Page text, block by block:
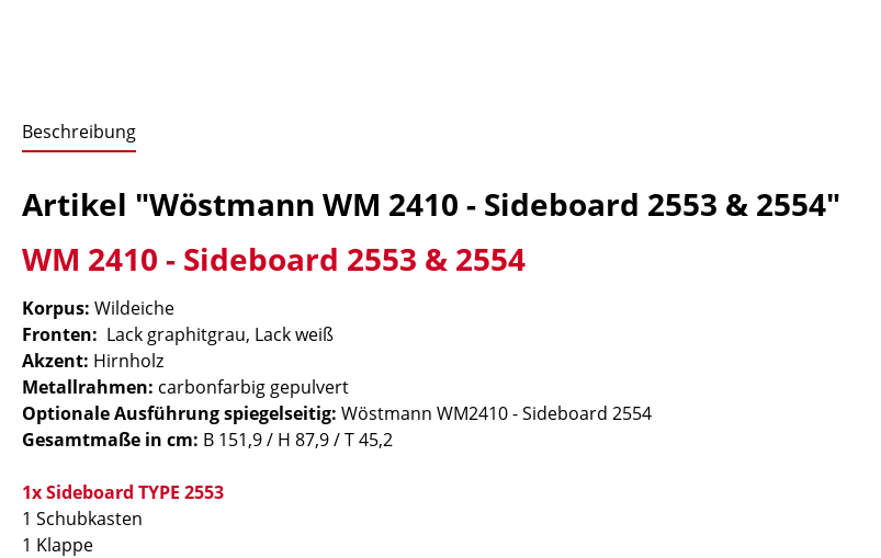
Beschreibung
Artikel "Wöstmann WM 2410 - Sideboard 2553 & 2554"
WM 2410 - Sideboard 2553 & 2554
Korpus: Wildeiche
Fronten: Lack graphitgrau, Lack weiß
Akzent: Hirnholz
Metallrahmen: carbonfarbig gepulvert
Optionale Ausführung spiegelseitig: Wöstmann WM2410 - Sideboard 2554
Gesamtmaße in cm: B 151,9 / H 87,9 / T 45,2
1x Sideboard TYPE 2553
1 Schubkasten
1 Klappe